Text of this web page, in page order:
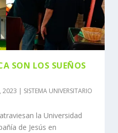
SON LOS SUEÑOS
2023 | SISTEMA UNIVERSITARIO
la Universidad
de Jesús en